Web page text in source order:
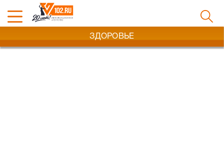
ЗДОРОВЬЕ